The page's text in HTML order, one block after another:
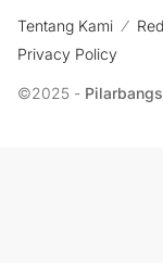
Tentang Kami
Privacy Policy
©2025 -